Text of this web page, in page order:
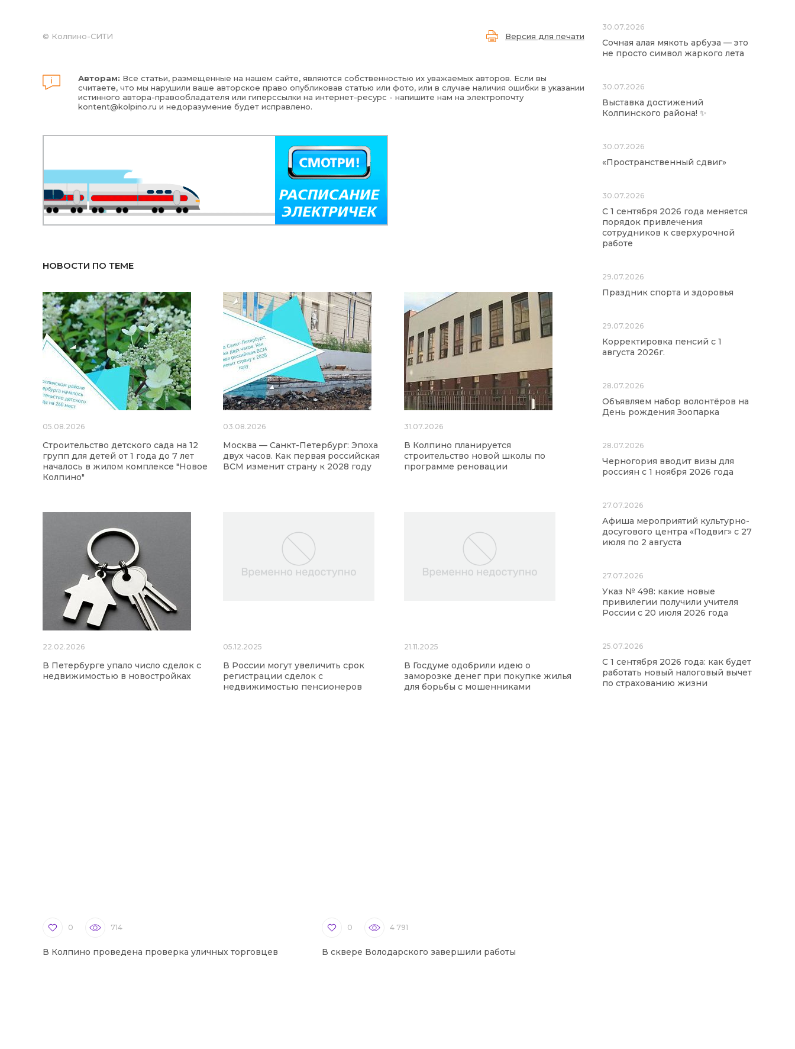
© Колпино-СИТИ Версия для печати
Авторам: Все статьи, размещенные на нашем сайте, являются собственностью их уважаемых авторов. Если вы
считаете, что мы нарушили ваше авторское право опубликовав статью или фото, или в случае наличия ошибки в указании
истинного автора-правообладателя или гиперссылки на интернет-ресурс - напишите нам на электропочту
kontent@kolpino.ru и недоразумение будет исправлено.
НОВОСТИ ПО ТЕМЕ
05.08.2026
Строительство детского сада на 12
групп для детей от 1 года до 7 лет
началось в жилом комплексе "Новое
Колпино"
03.08.2026
Москва — Санкт-Петербург: Эпоха
двух часов. Как первая российская
ВСМ изменит страну к 2028 году
31.07.2026
В Колпино планируется
строительство новой школы по
программе реновации
22.02.2026
В Петербурге упало число сделок с
недвижимостью в новостройках
05.12.2025
В России могут увеличить срок
регистрации сделок с
недвижимостью пенсионеров
21.11.2025
В Госдуме одобрили идею о
заморозке денег при покупке жилья
для борьбы с мошенниками
0 714
В Колпино проведена проверка уличных торговцев
0 4 791
В сквере Володарского завершили работы
30.07.2026
Сочная алая мякоть арбуза — это
не просто символ жаркого лета
30.07.2026
Выставка достижений
Колпинского района! ✨
30.07.2026
«Пространственный сдвиг»
30.07.2026
С 1 сентября 2026 года меняется
порядок привлечения
сотрудников к сверхурочной
работе
29.07.2026
Праздник спорта и здоровья
29.07.2026
Корректировка пенсий с 1
августа 2026г.
28.07.2026
Объявляем набор волонтёров на
День рождения Зоопарка
28.07.2026
Черногория вводит визы для
россиян с 1 ноября 2026 года
27.07.2026
Афиша мероприятий культурно-
досугового центра «Подвиг» с 27
июля по 2 августа
27.07.2026
Указ № 498: какие новые
привилегии получили учителя
России с 20 июля 2026 года
25.07.2026
С 1 сентября 2026 года: как будет
работать новый налоговый вычет
по страхованию жизни